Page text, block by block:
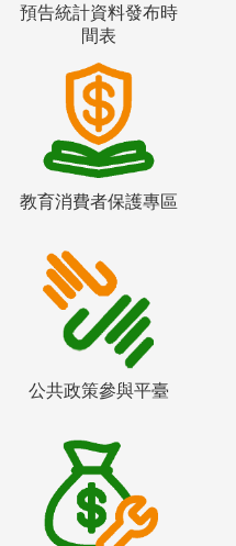
預告統計資料發布時
間表
教育消費者保護專區
公共政策參與平臺